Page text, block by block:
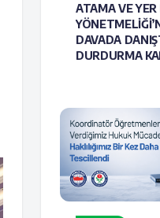
ATAMA VE YER
DAVADA
DURDURMA